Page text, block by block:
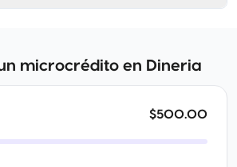
microcrédito en Dineria
$500.00